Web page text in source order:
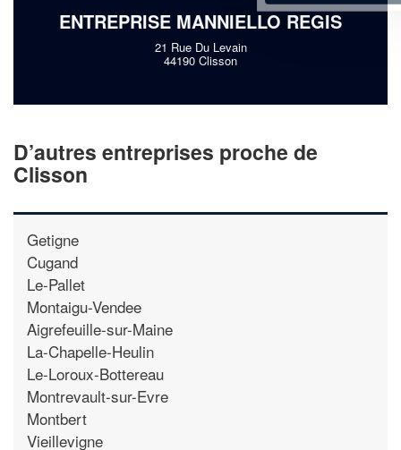
ENTREPRISE MANNIELLO REGIS
21 Rue Du Levain
44190 Clisson
D’autres entreprises proche de
Clisson
Getigne
Cugand
Le-Pallet
Montaigu-Vendee
Aigrefeuille-sur-Maine
La-Chapelle-Heulin
Le-Loroux-Bottereau
Montrevault-sur-Evre
Montbert
Vieillevigne